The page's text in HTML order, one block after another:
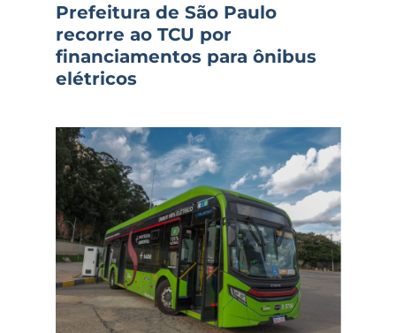
Prefeitura de São Paulo
recorre ao TCU por
financiamentos para ônibus
elétricos